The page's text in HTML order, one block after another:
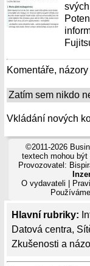
Hlavní rubriky:
Datová centra,
Zkušenosti a
Komentáře,
Zatím sem nikdo
Vkládání nových
©2011-2026
textech mohou
Provozovatel:
O vydavateli